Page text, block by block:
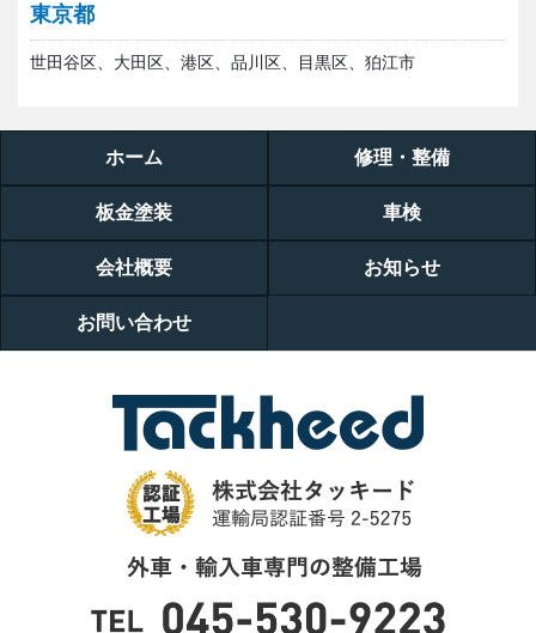
東京都
世田谷区、大田区、港区、品川区、目黒区、狛江市
ホーム 修理・整備
板金塗装 車検
会社概要 お知らせ
お問い合わせ